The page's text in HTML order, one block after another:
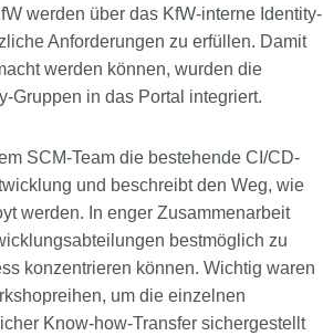
werden über das KfW-interne Identity-
Anforderungen zu erfüllen. Damit
werden können, wurden die
Gruppen in das Portal integriert.
SCM-Team die bestehende CI/CD-
und beschreibt den Weg, wie
werden. In enger Zusammenarbeit
bestmöglich zu
konzentrieren können. Wichtig waren
um die einzelnen
Know-how-Transfer sichergestellt